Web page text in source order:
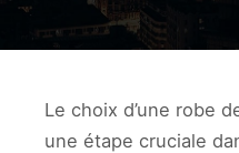
Le choix d’une robe
une étape cruciale